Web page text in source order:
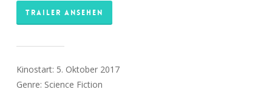
TRAILER ANSEHEN
Kinostart: 5. Oktober 2017
Genre: Science Fiction